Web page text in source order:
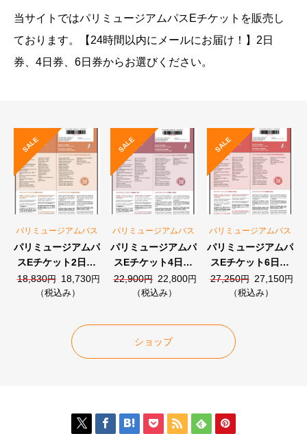
当サイトではパリミュージアムパスEチケットを販売し
ております。【24時間以内にメールにお届け！】2日
券、4日券、6日券からお選びください。
パリミュージアムパス
パリミュージアムパ
スEチケット2日券
（48時間）
18,830円
元
の
18,830
た。
18,730円
現
在
す。
（税込み）
SALE
パリミュージアムパス
パリミュージアムパ
スEチケット4日券
（96時間）
22,900円
元
の
格
は
た。
22,800円
現
在
価
格
す。
（税込み）
SALE
パリミュージアムパス
パリミュージアムパ
スEチケット6日券
（144時間）
27,250円
元
の
27,150円
現
在
（税込み）
SALE
ショップ
      